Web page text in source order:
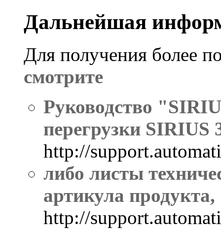
Дальнейшая
Для получения более
смотрите
Руководство
перегрузки SIRIUS
http://
либо листы
артикула продукта,
http://